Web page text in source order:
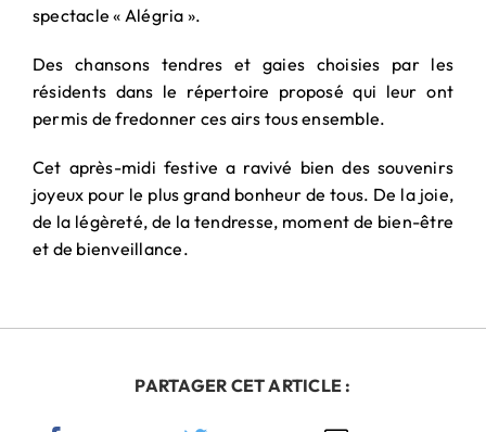
spectacle « Alégria ».
Des chansons tendres et gaies choisies par les
résidents dans le répertoire proposé qui leur ont
permis de fredonner ces airs tous ensemble.
Cet après-midi festive a ravivé bien des souvenirs
joyeux pour le plus grand bonheur de tous. De la joie,
de la légèreté, de la tendresse, moment de bien-être
et de bienveillance.
PARTAGER CET ARTICLE :